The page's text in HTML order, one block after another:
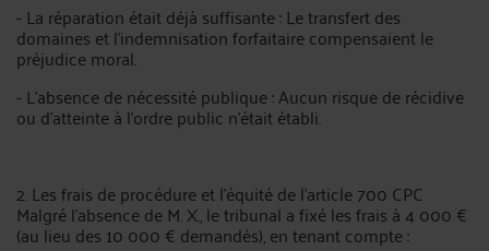
- La réparation était déjà suffisante : Le transfert des
domaines et l’indemnisation forfaitaire compensaient le
préjudice moral.
- L’absence de nécessité publique : Aucun risque de récidive
ou d’atteinte à l’ordre public n’était établi.
2. Les frais de procédure et l’équité de l’article 700 CPC
Malgré l’absence de M. X., le tribunal a fixé les frais à 4 000 €
(au lieu des 10 000 € demandés), en tenant compte :